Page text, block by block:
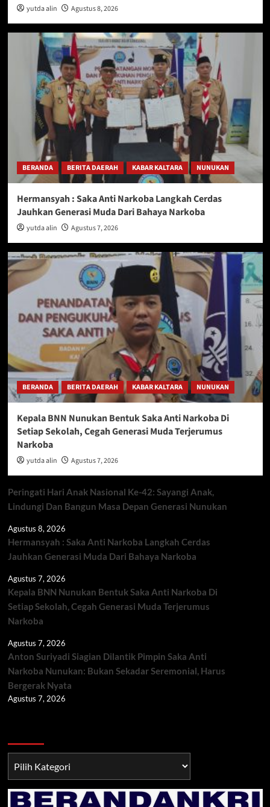
yutda alin Agustus 8, 2026
BERANDA BERITA DAERAH KABAR KALTARA NUNUKAN
Hermansyah : Saka Anti Narkoba Langkah Cerdas
Jauhkan Generasi Muda Dari Bahaya Narkoba
yutda alin Agustus 7, 2026
BERANDA BERITA DAERAH KABAR KALTARA NUNUKAN
Kepala BNN Nunukan Bentuk Saka Anti Narkoba Di
Setiap Sekolah, Cegah Generasi Muda Terjerumus
Narkoba
yutda alin Agustus 7, 2026
Peringati Hari Anak Nasional Ke-42: Sayangi Anak,
Lindungi Dan Bangun Masa Depan Generasi Nunukan
Agustus 8, 2026
Hermansyah : Saka Anti Narkoba Langkah Cerdas
Jauhkan Generasi Muda Dari Bahaya Narkoba
Agustus 7, 2026
Kepala BNN Nunukan Bentuk Saka Anti Narkoba Di
Setiap Sekolah, Cegah Generasi Muda Terjerumus
Narkoba
Agustus 7, 2026
Anton Suriyadi Siagian Dilantik Pimpin Saka Anti
Narkoba Nunukan: Bukan Sekadar Seremonial, Harus
Bergerak Nyata
Agustus 7, 2026
TNI/POLRI